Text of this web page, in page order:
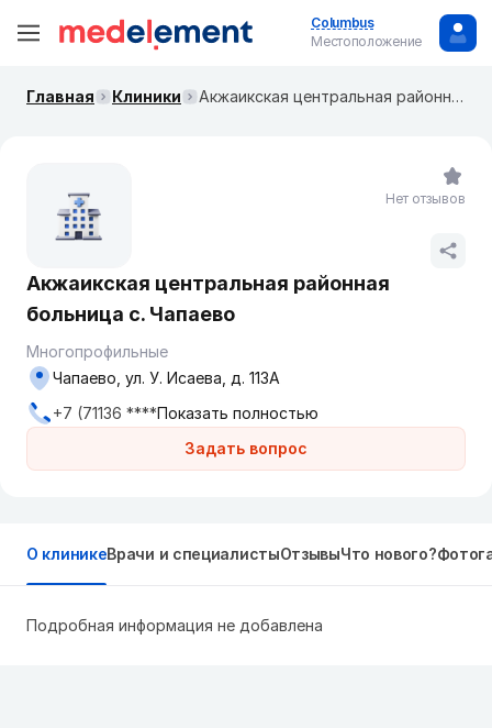
Columbus
Местоположение
Главная Клиники Акжаикская центральная районная больница с. Чапаево
Акжаикская центральная районная
больница с. Чапаево
Многопрофильные
Задать вопрос
Чапаево, ул. У. Исаева, д. 113А
+7 (71136 ****Показать полностью
Нет отзывов
О клиникеВрачи и специалистыОтзывыЧто нового?
Подробная информация не добавлена